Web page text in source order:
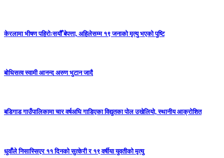
केरलामा भीषण पहिरोःसयौँ बेपत्ता, अहिलेसम्म १९ जनाको मृत्यु भएको पुष्टि
बोधिसत्व स्वामी आनन्द अरुण भुटान जादै
बडिगाड गाउँपालिकामा चार वर्षअघि गाडिएका विद्युतका पोल उखेलियो, स्थानीय आक्रोशित
धुवाँले निसास्सिएर ११ दिनको सुत्केरी र १९ वर्षीया युवतीको मृत्यु